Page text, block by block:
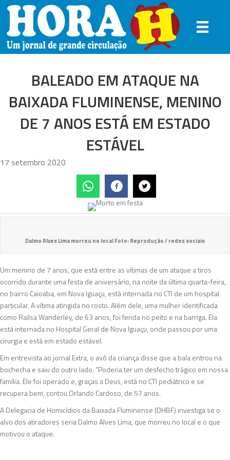
BALEADO EM ATAQUE NA
BAIXADA FLUMINENSE, MENINO
DE 7 ANOS ESTÁ EM ESTADO
ESTÁVEL
17 setembro 2020
Dalmo Alves Lima morreu no local Foto: Reprodução / redes sociais
Um menino de 7 anos, que está entre as vítimas de um ataque a tiros
ocorrido durante uma festa de aniversário, na noite da última quarta-feira,
no bairro Caioaba, em Nova Iguaçu, está internada no CTI de um hospital
particular. A vítima atingida no rosto. Além dele, uma mulher identificada
como Railsa Wanderley, de 63 anos, foi ferida no peito e na barriga. Ela
está internada no Hospital Geral de Nova Iguaçu, onde passou por uma
cirurgia e está em estado estável.
Em entrevista ao jornal Extra, o avô da criança disse que a bala entrou na
bochecha e saiu do outro lado. “Poderia ter um desfecho trágico em nossa
família. Ele foi operado e, graças a Deus, está no CTI pediátrico e se
recupera bem, contou Orlando Cardoso, de 57 anos.
A Delegacia de Homicídios da Baixada Fluminense (DHBF) investiga se o
alvo dos atiradores seria Dalmo Alves Lima, que morreu no local e o que
motivou o ataque.